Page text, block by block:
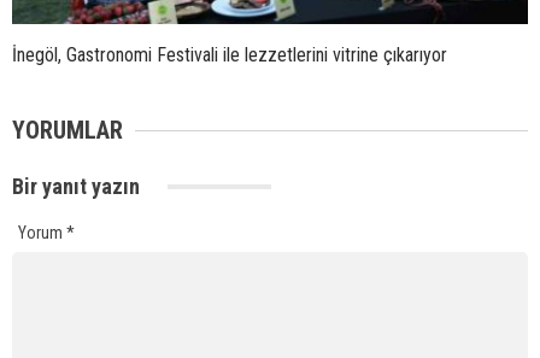
İnegöl, Gastronomi Festivali ile lezzetlerini vitrine çıkarıyor
YORUMLAR
Bir yanıt yazın
Yorum *